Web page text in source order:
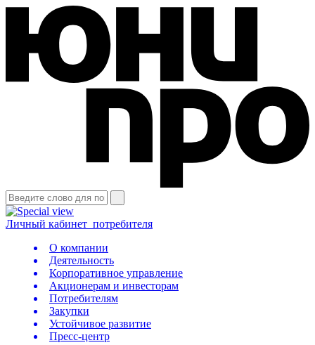
Личный кабинет потребителя
О компании
Деятельность
Корпоративное управление
Акционерам и инвесторам
Потребителям
Закупки
Устойчивое развитие
Пресс-центр